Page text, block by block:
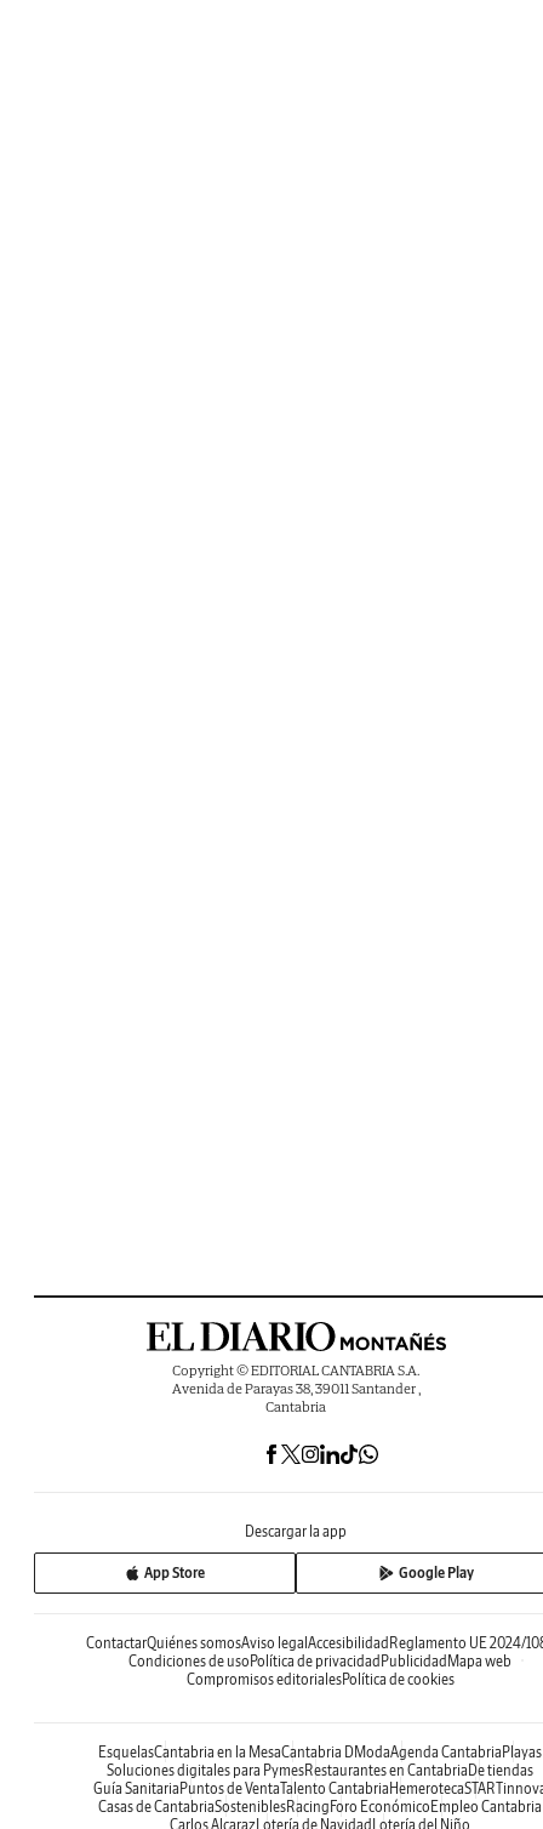
Copyright © EDITORIAL CANTABRIA S.A.
Avenida de Parayas 38, 39011 Santander ,
Cantabria
Descargar la app
App Store Google Play
ContactarQuiénes somosAviso legalAccesibilidadReglamento UE 2024/
Condiciones de usoPolítica de privacidadPublicidadMapa web
Compromisos editorialesPolítica de cookies
EsquelasCantabria en la MesaCantabria DModaAgenda CantabriaPlayas
Soluciones digitales para PymesRestaurantes en CantabriaDe tiendas
Guía SanitariaPuntos de VentaTalento CantabriaHemeroteca
Casas de CantabriaSosteniblesRacingForo EconómicoEmpleo Cantabria
Carlos AlcarazLotería de NavidadLotería del Niño